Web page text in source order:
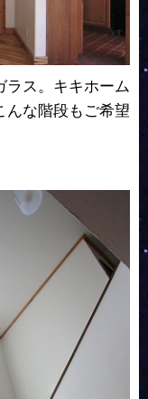
ラス。キキホーム
んな階段もご希望